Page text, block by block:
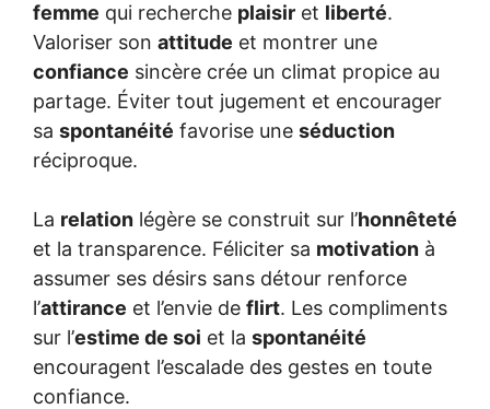
femme qui recherche plaisir et liberté.
Valoriser son attitude et montrer une
confiance sincère crée un climat propice au
partage. Éviter tout jugement et encourager
sa spontanéité favorise une séduction
réciproque.
La relation légère se construit sur l’honnêteté
et la transparence. Féliciter sa motivation à
assumer ses désirs sans détour renforce
l’attirance et l’envie de flirt. Les compliments
sur l’estime de soi et la spontanéité
encouragent l’escalade des gestes en toute
confiance.